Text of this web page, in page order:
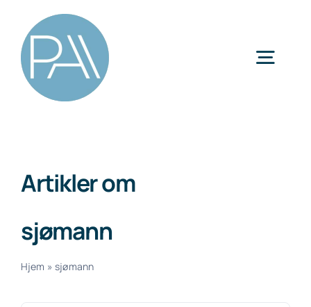
content
Artikler om
sjømann
Hjem »sjømann